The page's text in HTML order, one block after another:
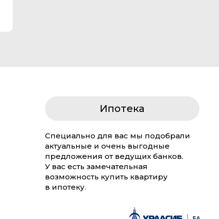
Ипотека
Специально для вас мы подобрали
актуальные и очень выгодные
предложения от ведущих банков.
У вас есть замечательная
возможность купить квартиру
в ипотеку.